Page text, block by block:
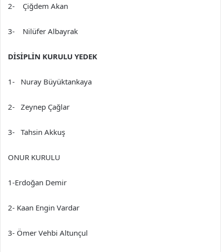
2- Çiğdem Akan
3- Nilüfer Albayrak
DİSİPLİN KURULU YEDEK
1- Nuray Büyüktankaya
2- Zeynep Çağlar
3- Tahsin Akkuş
ONUR KURULU
1-Erdoğan Demir
2- Kaan Engin Vardar
3- Ömer Vehbi Altunçul